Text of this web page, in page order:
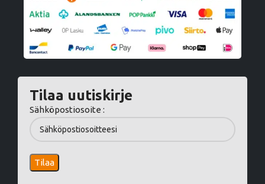
Tilaa uutiskirje
Sähköpostiosoite :